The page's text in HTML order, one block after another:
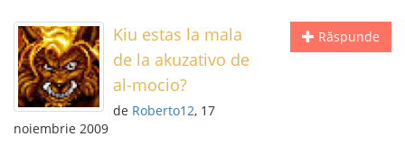
Răspunde
Kiu estas la mala
de la akuzativo de
al-mocio?
de Roberto12, 17
noiembrie 2009